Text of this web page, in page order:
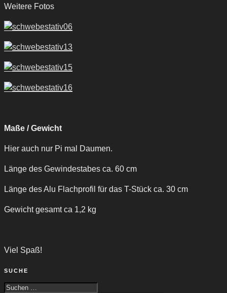
Weitere Fotos
Maße / Gewicht
Hier auch nur Pi mal Daumen.
Länge des Gewindestabes ca. 60 cm
Länge des Alu Flachprofil für das T-Stück ca. 30 cm
Gewicht gesamt ca 1,2 kg
Viel Spaß!
SUCHE
Suche